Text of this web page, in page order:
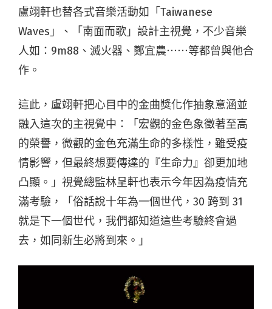
盧翊軒也替各式音樂活動如「Taiwanese
Waves」、「南面而歌」設計主視覺，不少音樂
人如：9m88、滅火器、鄭宜農⋯⋯等都曾與他合
作。
這此，盧翊軒把心目中的金曲獎化作抽象意涵並
融入這次的主視覺中：「宏觀的金色象徵著至高
的榮譽，微觀的金色充滿生命的多樣性，雖受疫
情影響，但最終想要傳達的『生命力』卻更加地
凸顯。」視覺總監林呈軒也表示今年因為疫情充
滿考驗，「俗話說十年為一個世代，30 跨到 31
就是下一個世代，我們都知道這些考驗終會過
去，如同新生必將到來。」